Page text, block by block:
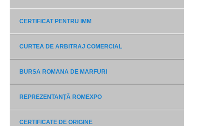
CERTIFICAT PENTRU IMM
CURTEA DE ARBITRAJ COMERCIAL
BURSA ROMANA DE MARFURI
REPREZENTANȚĂ ROMEXPO
CERTIFICATE DE ORIGINE